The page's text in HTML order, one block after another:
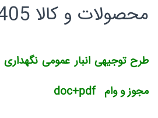
محصولات و کالا 1405
طرح توجیهی انبار عمومی
مجوز و وام doc+pdf